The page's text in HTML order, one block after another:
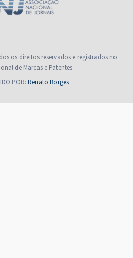
os direitos reservados e registrados no
de Marcas e Patentes
POR: Renato Borges